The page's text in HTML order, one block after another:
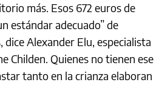
más. Esos 672 euros de
estándar adecuado” de
dice Alexander Elu, especialista
Childen. Quienes no tienen ese
tanto en la crianza elaboran